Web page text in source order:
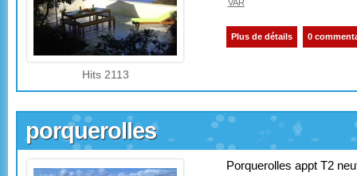
Hits 2113
VAR
Plus de détails 0
porquerolles
Porquerolles appt T2